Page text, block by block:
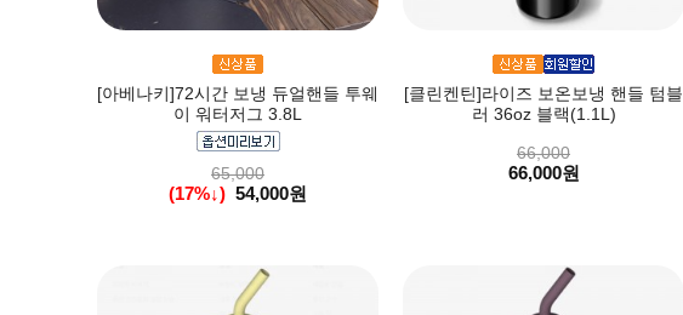
[아베나키]72시간 보냉 듀얼핸들 투웨
이 워터저그 3.8L
65,000
(17%↓) 54,000원
[클린켄틴]라이즈 보온보냉 핸들 텀블
러 36oz 블랙(1.1L)
66,000
66,000원